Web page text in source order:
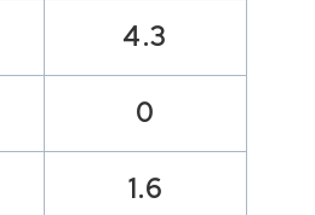
4.3
0
1.6